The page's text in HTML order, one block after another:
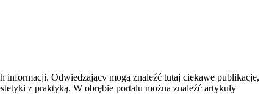
informacji. Odwiedzający mogą znaleźć tutaj ciekawe publikacje,
z praktyką. W obrębie portalu można znaleźć artykuły